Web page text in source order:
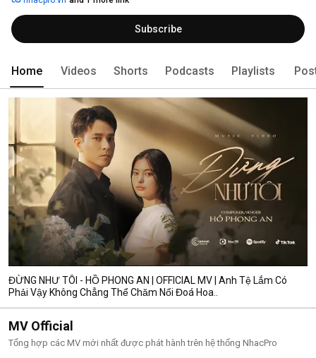
Subscribe
Home Videos Shorts Podcasts Playlists
ĐỪNG NHƯ TÔI - HỒ PHONG AN | OFFICIAL MV | Anh Tệ Lắm Có
Phải Vậy Không Chẳng Thể Chăm Nổi Đoá Hoa..
MV Official
Tổng hợp các MV mới nhất được phát hành trên hệ thống NhacPro